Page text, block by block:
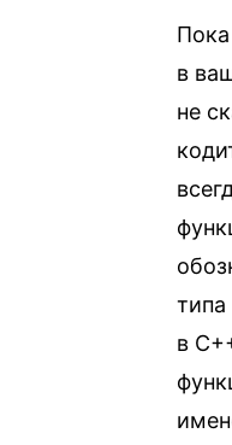
Пока
в
не
типа
в